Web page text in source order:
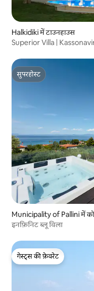
Halkidiki में टाउनहाउस
Superior Villa |
सुपरहोस्ट
सुपरहोस्ट
Municipality of Pallini में
इनफ़िनिट ब्लू विला
गेस्ट्स की फ़ेवरेट
गेस्ट्स की फ़ेवरेट